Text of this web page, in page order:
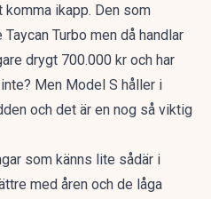
ikapp. Den som
Taycan Turbo men då handlar
drygt 700.000 kr och har
Men Model S håller i
och det är en nog så viktig
som känns lite sådär i
med åren och de låga